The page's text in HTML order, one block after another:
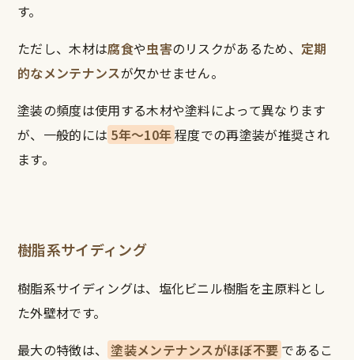
す。
ただし、木材は腐食や虫害のリスクがあるため、 定期
的なメンテナンスが欠かせません。
塗装の頻度は使用する木材や塗料によって異なります
が、一般的には 5年〜10年程度での再塗装が推奨され
ます。
樹脂系サイディング
樹脂系サイディングは、塩化ビニル樹脂を主原料とし
た外壁材です。
最大の特徴は、
塗装メンテナンスがほぼ不要 であるこ